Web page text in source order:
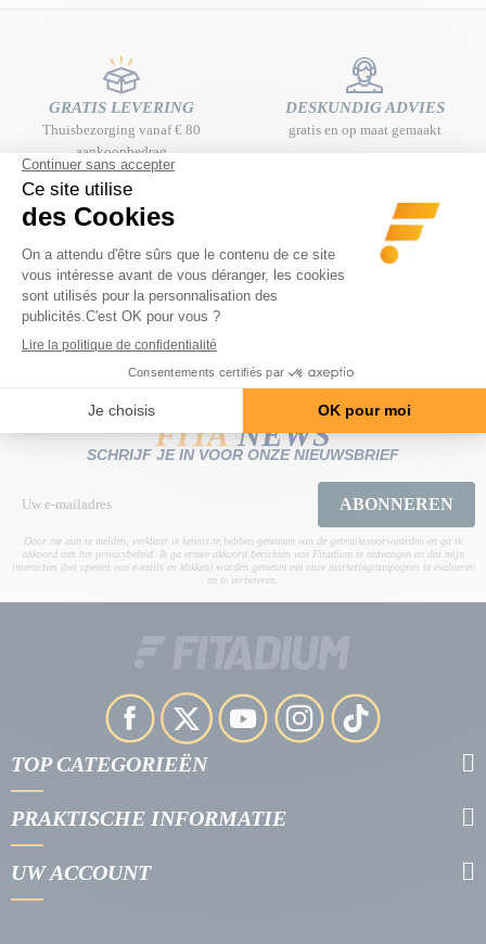
GRATIS LEVERING
Thuisbezorging vanaf € 80
aankoopbedrag
DESKUNDIG ADVIES
gratis en op maat gemaakt
EENVOUDIG EN GRATIS
RETOURNEREN
14 dagen om van gedachten te
veranderen
BETALING IN 3 OF 4
TERMIJNEN ZONDER
FITA'NEWS
SCHRIJF JE IN VOOR ONZE NIEUWSBRIEF
ABONNEREN
Door me aan te melden, verklaar ik kennis te hebben genomen van de gebruiksvoorwaarden en ga ik
akkoord met het privacybeleid. Ik ga ermee akkoord berichten van Fitadium te ontvangen en dat mijn
interacties (het openen van e-mails en klikken) worden gemeten om onze marketingcampagnes te evalueren
en te verbeteren.
TOP CATEGORIEËN
PRAKTISCHE INFORMATIE
UW ACCOUNT